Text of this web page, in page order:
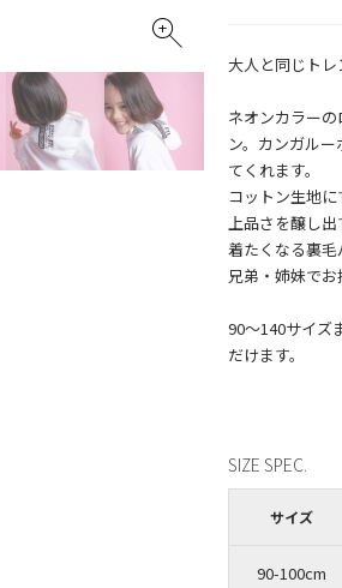
大人と同じトレ
ネオンカラー
ン。カンガル
てくれます。
コットン生地に
上品さを醸し
着たくなる裏毛
兄弟・姉妹でお
90～140サイズ
だけます。
SIZE SPEC.
サイズ
90-100cm